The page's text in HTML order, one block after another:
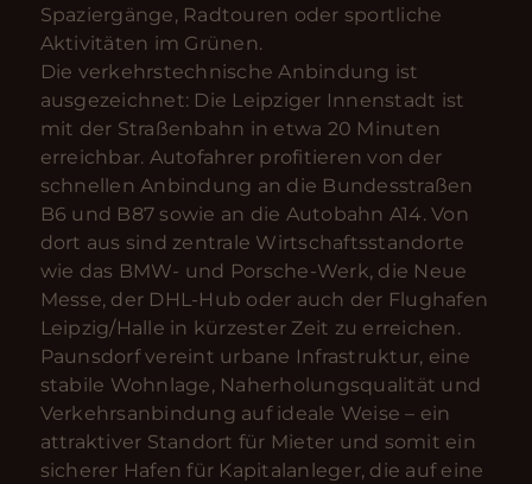
Spaziergänge, Radtouren oder sportliche
Aktivitäten im Grünen.
Die verkehrstechnische Anbindung ist
ausgezeichnet: Die Leipziger Innenstadt ist
mit der Straßenbahn in etwa 20 Minuten
erreichbar. Autofahrer profitieren von der
schnellen Anbindung an die Bundesstraßen
B6 und B87 sowie an die Autobahn A14. Von
dort aus sind zentrale Wirtschaftsstandorte
wie das BMW- und Porsche-Werk, die Neue
Messe, der DHL-Hub oder auch der Flughafen
Leipzig/Halle in kürzester Zeit zu erreichen.
Paunsdorf vereint urbane Infrastruktur, eine
stabile Wohnlage, Naherholungsqualität und
Verkehrsanbindung auf ideale Weise – ein
attraktiver Standort für Mieter und somit ein
sicherer Hafen für Kapitalanleger, die auf eine